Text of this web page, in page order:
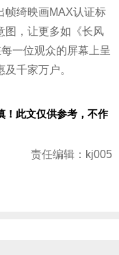
帧绮映画MAX认证标
图，让更多如《长风
一位观众的屏幕上呈
千家万户。
！此文仅供参考，不作
责任编辑：kj005